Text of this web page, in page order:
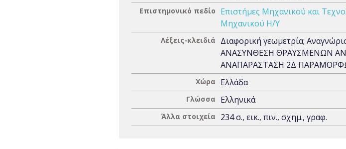
Επιστημονικό πεδίο Επιστήμες Μηχανικού και
Μηχανικού Η/Υ
Λέξεις-κλειδιά
Διαφορική γεωμετρία;
ΑΝΑΣΥΝΘΕΣΗ ΘΡΑΥΣΜΕΝΩΝ
ΑΝΑΠΑΡΑΣΤΑΣΗ 2Δ
Χώρα Ελλάδα
Γλώσσα Ελληνικά
Άλλα στοιχεία 234 σ., εικ., πιν., σχημ., γραφ.